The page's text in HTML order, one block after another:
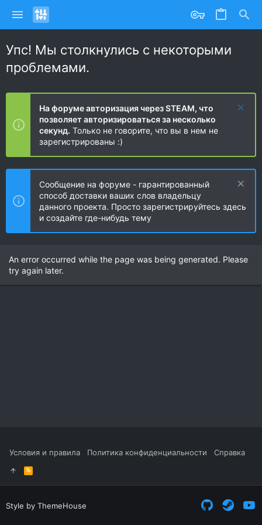
Упс! Мы столкнулись с некоторыми
проблемами.
На форуме авторизация через STEAM, что
позволяет авторизироваться за несколько
секунд. Только не говорите, что вы в нем не
зарегистрированы :)
Сообщение на форуме - гарантированный
способ доставки ваших слов владельцу
данного проекта. Просто зарегистрируйтесь здесь
и создайте где-нибудь тему
An error occurred while the page was being generated. Please
try again later.
Условия и правила Политика конфиденциальности Справка
R
S
S
Style by ThemeHouse